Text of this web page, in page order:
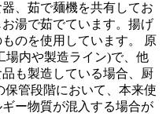
、茹で麺機を共有してお
湯で茹でています。揚げ
のを使用しています。 原
場内や製造ライン)で、他
も製造している場合、厨
保管段階において、本来使
ー物質が混入する場合が